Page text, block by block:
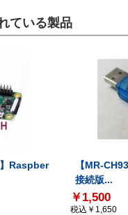
ている製品
】Raspber
【MR-
接続版...
￥1,500
税込￥1,650